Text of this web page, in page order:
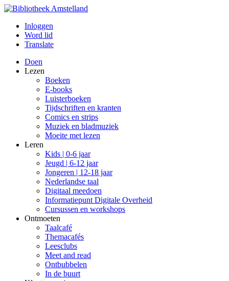
Inloggen
Word lid
Translate
Doen
Lezen
Boeken
E-books
Luisterboeken
Tijdschriften en kranten
Comics en strips
Muziek en bladmuziek
Moeite met lezen
Leren
Kids | 0-6 jaar
Jeugd | 6-12 jaar
Jongeren | 12-18 jaar
Nederlandse taal
Digitaal meedoen
Informatiepunt Digitale Overheid
Cursussen en workshops
Ontmoeten
Taalcafé
Themacafés
Leesclubs
Meet and read
Ontbubbelen
In de buurt